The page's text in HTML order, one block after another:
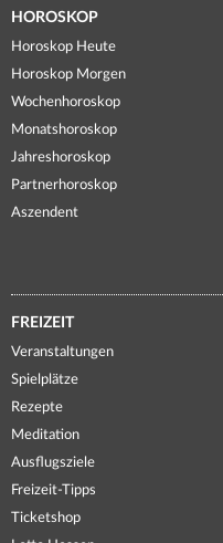
HOROSKOP
Horoskop Heute
Horoskop Morgen
Wochenhoroskop
Monatshoroskop
Jahreshoroskop
Partnerhoroskop
Aszendent
FREIZEIT
Veranstaltungen
Spielplätze
Rezepte
Meditation
Ausflugsziele
Freizeit-Tipps
Ticketshop